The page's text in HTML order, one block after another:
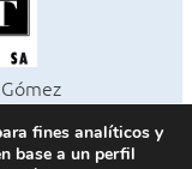
fines analíticos y
base a un perfil